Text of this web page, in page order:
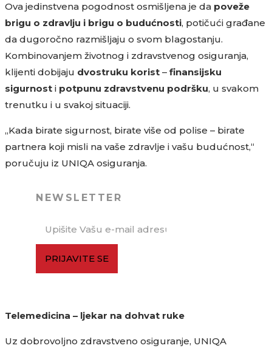
Ova jedinstvena pogodnost osmišljena je da poveže
brigu o zdravlju i brigu o budućnosti, potičući građane
da dugoročno razmišljaju o svom blagostanju.
Kombinovanjem životnog i zdravstvenog osiguranja,
klijenti dobijaju dvostruku korist – finansijsku
sigurnost i potpunu zdravstvenu podršku, u svakom
trenutku i u svakoj situaciji.
„Kada birate sigurnost, birate više od polise – birate
partnera koji misli na vaše zdravlje i vašu budućnost,“
poručuju iz UNIQA osiguranja.
NEWSLETTER
PRIJAVITE SE
Telemedicina – ljekar na dohvat ruke
Uz dobrovoljno zdravstveno osiguranje, UNIQA